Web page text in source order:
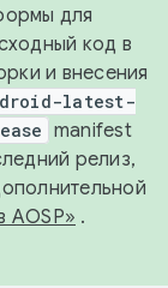
для
код в
и внесения
latest-
manifest
релиз,
AOSP» .